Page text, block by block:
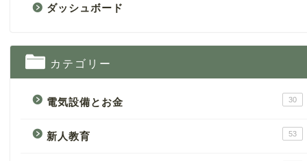
ダッシュボード
カテゴリー
電気設備とお金 30
新人教育 53